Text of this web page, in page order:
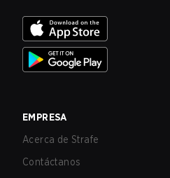
EMPRESA
Acerca de Strafe
Contáctanos